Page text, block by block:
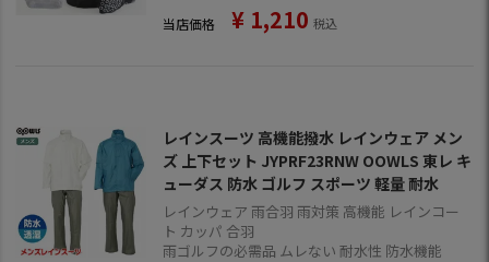
当店価格 ¥ 1,210 税込
レインスーツ 高機能撥水 レインウェア メン
ズ 上下セット JYPRF23RNW OOWLS 東レ キ
ューダス 防水 ゴルフ スポーツ 軽量 耐水
レインウェア 雨合羽 雨対策 高機能 レインコー
ト カッパ 合羽
雨ゴルフの必需品 ムレない 耐水性 防水機能